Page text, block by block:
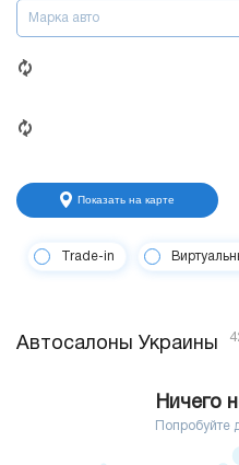
Марка авто
Показать на карте
Trade-in
Автосалоны Украины
Ничего
Попробуйте